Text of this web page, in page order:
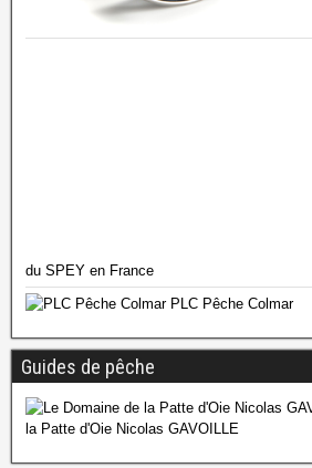
du SPEY en France
PLC Pêche Colmar
Guides de pêche
la Patte d'Oie Nicolas GAVOILLE